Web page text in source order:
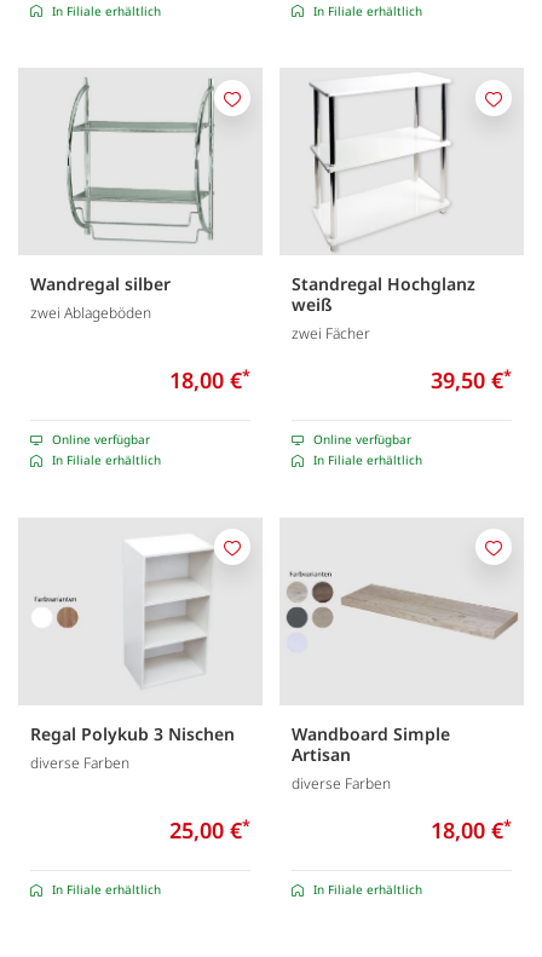
In Filiale erhältlich
In Filiale erhältlich
Wandregal silber
zwei Ablageböden
18,00 €*
Online verfügbar
In Filiale erhältlich
Merken
Standregal Hochglanz
weiß
zwei Fächer
39,50 €*
Online verfügbar
In Filiale erhältlich
Regal Polykub 3 Nischen
diverse Farben
25,00 €*
In Filiale erhältlich
Merken
Wandboard Simple
Artisan
diverse Farben
18,00 €*
In Filiale erhältlich